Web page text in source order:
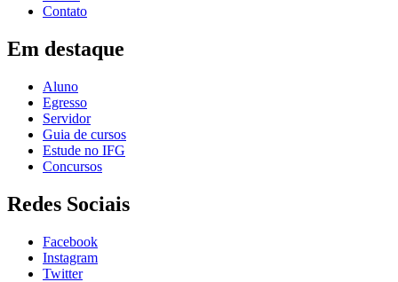
Contato
Em destaque
Aluno
Egresso
Servidor
Guia de cursos
Estude no IFG
Concursos
Redes Sociais
Facebook
Instagram
Twitter